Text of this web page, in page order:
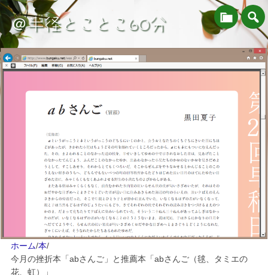
＠半径とことこ60分
ホーム/本/
今月の挫折本「abさんご」と推薦本「abさんご（毬、タミエの
花、虹）」